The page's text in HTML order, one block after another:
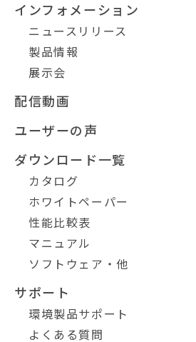
インフォメーション
ニュースリリース
製品情報
展示会
配信動画
ユーザーの声
ダウンロード一覧
カタログ
ホワイトペーパー
性能比較表
マニュアル
ソフトウェア・他
サポート
環境製品サポート
よくある質問